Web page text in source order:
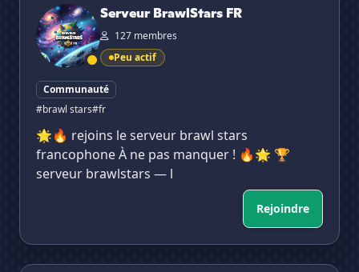
Serveur BrawlStars FR
127 membres
Peu actif
Communauté
#brawl stars#fr
🌟🔥 rejoins le serveur brawl stars
francophone À ne pas manquer ! 🔥🌟 🏆
serveur brawlstars — l
Rejoindre